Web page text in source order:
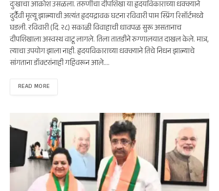
दुःखाचा आक्रोश उसळला. तरुणीचा दीपशिखा या हृदयविकाराच्या धक्क्याने
दुर्दैवी मृत्यू झाल्याची अत्यंत हृदयद्रावक घटना रविवारी पाम स्प्रिंग रिसॉर्टमध्ये
घडली. रविवारी (दि. २८) सकाळी विवाहाची धावपळ सुरू असतानाच
दीपशिखाला अस्वस्थ वाटू लागले. तिला तातडीने रुग्णालयात दाखल केले. मात्र,
त्याचा उपयोग झाला नाही. हृदयविकाराच्या धक्क्याने तिचे निधन झाल्याचे
सांगताना डॉक्टरांनाही गहिवरून आले.…
READ MORE